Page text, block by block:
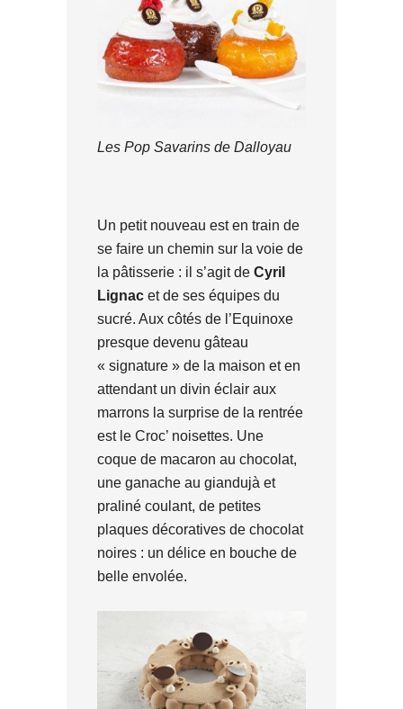
Les Pop Savarins de Dalloyau
Un petit nouveau est en train de
se faire un chemin sur la voie de
la pâtisserie : il s’agit de Cyril
Lignac et de ses équipes du
sucré. Aux côtés de l’Equinoxe
presque devenu gâteau
« signature » de la maison et en
attendant un divin éclair aux
marrons la surprise de la rentrée
est le Croc’ noisettes. Une
coque de macaron au chocolat,
une ganache au giandujà et
praliné coulant, de petites
plaques décoratives de chocolat
noires : un délice en bouche de
belle envolée.